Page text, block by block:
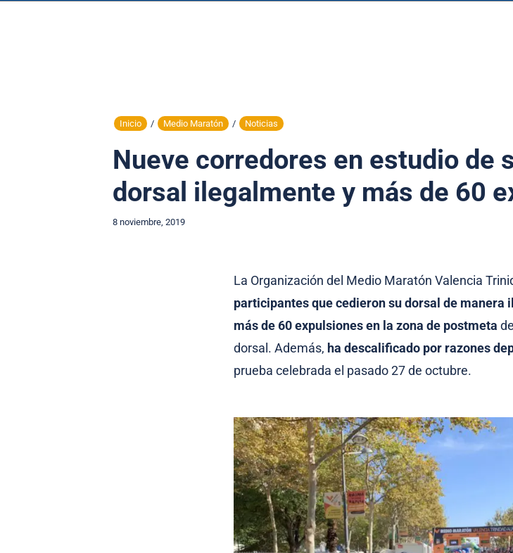
Inicio / Medio Maratón / Noticias
Nueve corredores en estudio de
dorsal ilegalmente y más de 60
8 noviembre, 2019
La Organización del Medio Maratón Valencia
participantes que cedieron su dorsal de manera
más de 60 expulsiones en la zona de postmeta
dorsal. Además, ha descalificado por razones
prueba celebrada el pasado 27 de octubre.